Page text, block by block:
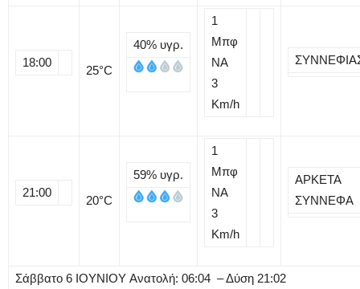
18:00
25°C
40% υγρ.
1
Μπφ
NA
3
Km/h
21:00
20°C
59% υγρ.
1
Μπφ
NA
3
Km/h
ΑΡΚΕΤΑ
ΣΥΝΝΕΦΑ
Σάββατο 6 ΙΟΥΝΙΟΥ Ανατολή: 06:04 – Δύση 21:02